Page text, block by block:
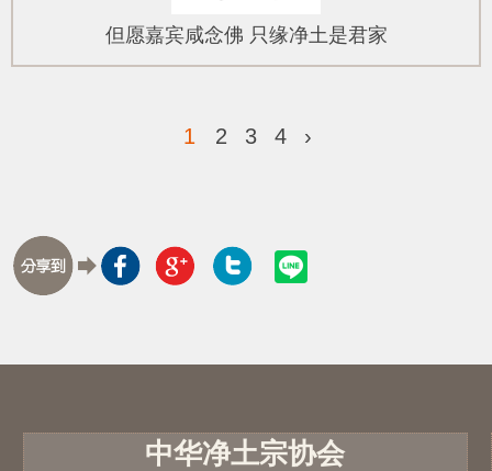
但愿嘉宾咸念佛 只缘净土是君家
1 2 3 4 ›
中华净土宗协会